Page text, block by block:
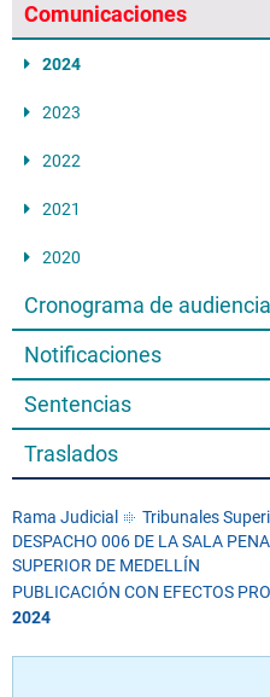
Comunicaciones
2024
2023
2022
2021
2020
Cronograma de
Notificaciones
Sentencias
Traslados
Rama Judicial
Tribunales
DESPACHO 006 DE LA SALA
SUPERIOR DE MEDELLÍN
PUBLICACIÓN CON EFECTOS
2024